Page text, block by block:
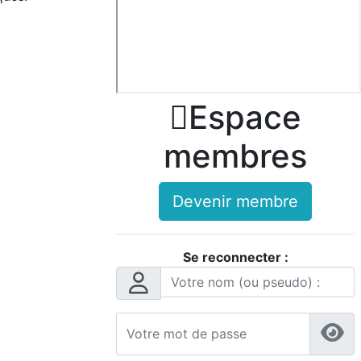
Espace
membres
Devenir membre
Se reconnecter :